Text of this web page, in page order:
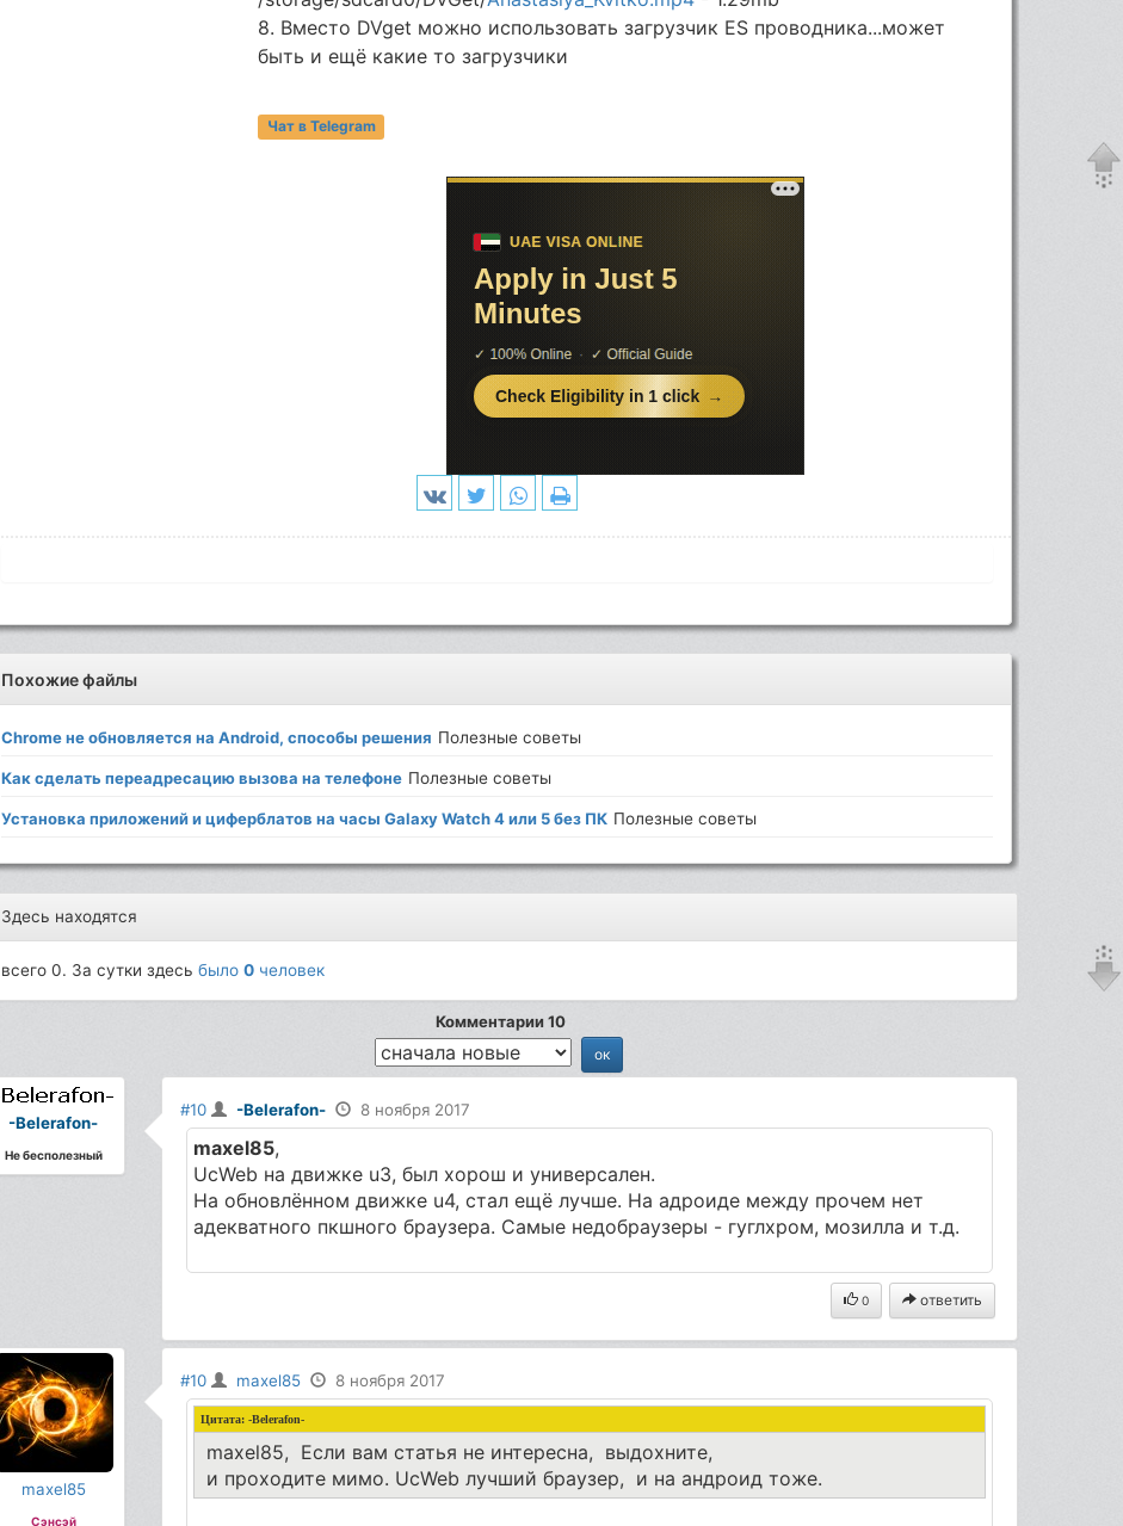
8. Вместо DVget можно использовать загрузчик ES проводника...может
быть и ещё какие то загрузчики
Чат в Telegram
Похожие файлы
Chrome не обновляется на Android, способы решения Полезные советы
Как сделать переадресацию вызова на телефоне Полезные советы
Установка приложений и циферблатов на часы Galaxy Watch 4 или 5 без ПК Полезные советы
Здесь находятся
всего 0. За сутки здесьбыло0 человек
Комментарии 10
-Belerafon-
Не бесполезный
#10 -Belerafon- 8 ноября 2017
maxel85,
UcWeb на движке u3, был хорош и универсален.
На обновлённом движке u4, стал ещё лучше. На адроиде между прочем нет
адекватного пкшного браузера. Самые недобраузеры - гуглхром, мозилла и т.д.
0 ответить
maxel85
Сэнсэй
#10 maxel85 8 ноября 2017
Цитата: -Belerafon-
maxel85, Если вам статья не интересна, выдохните,
и проходите мимо. UcWeb лучший браузер, и на андроид тоже.